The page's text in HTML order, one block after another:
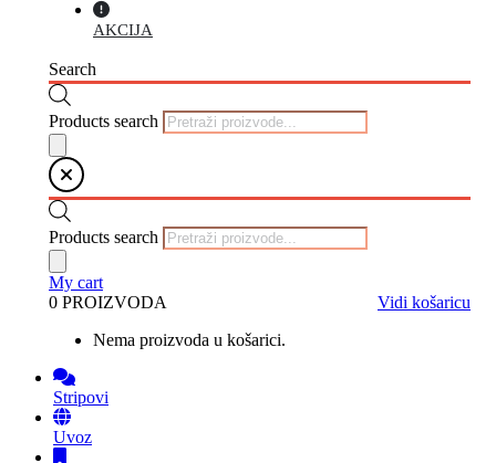
AKCIJA
Search
Products search
Products search
My cart
0 PROIZVODA
Vidi košaricu
Nema proizvoda u košarici.
Stripovi
Uvoz